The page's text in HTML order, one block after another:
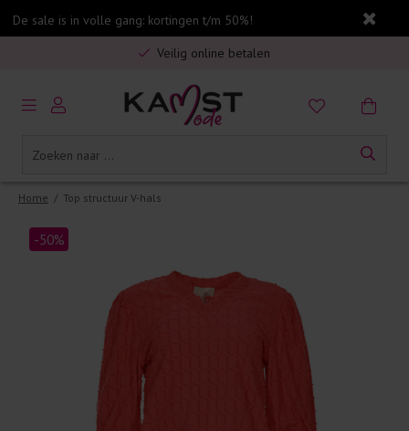
De sale is in volle gang: kortingen t/m 50%!
Gratis verzending in Nederland vanaf €75,-
Veilig online betalen
5% spaarbonus op jouw aankoop
Gratis verzending in Nederland vanaf €75,-
Home / Top structuur V-hals
-50%